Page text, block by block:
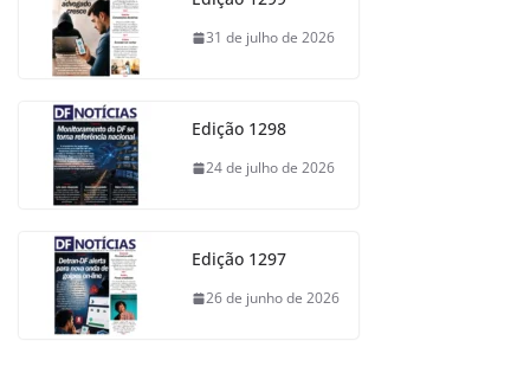
31 de julho de 2026
Edição 1298
24 de julho de 2026
Edição 1297
26 de junho de 2026